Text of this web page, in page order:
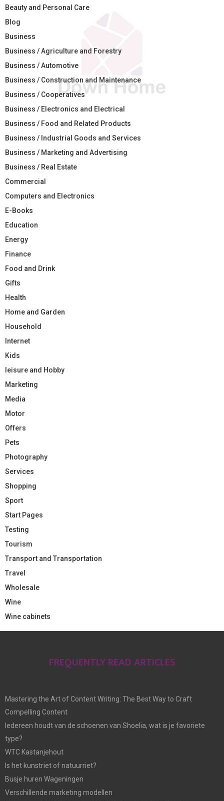
Beauty and Personal Care
Blog
Business
Business / Agriculture and Forestry
Business / Automotive
Business / Construction and Maintenance
Business / Cooperatives
Business / Electronics and Electrical
Business / Food and Related Products
Business / Industrial Goods and Services
Business / Marketing and Advertising
Business / Real Estate
Commercial
Computers and Electronics
E-Books
Education
Energy
Finance
Food and Drink
Gifts
Health
Home and Garden
Household
Internet
Kids
leisure and Hobby
Marketing
Media
Motor
Offers
Pets
Photography
Services
Shopping
Sport
Start Pages
Testing
Tourism
Transport and Transportation
Travel
Wholesale
Wine
Wine cabinets
FREQUENTLY READ ARTICLES
Mastering the Art of Content Writing: The Best Way to Craft
Compelling Content
Iedereen houdt van de schoenen van Shoelia, wat is je favoriete
type?
WTC Kastanjehout
Is het kunstriet of natuurriet?
Busje huren Wageningen
Verschillende marketing modellen